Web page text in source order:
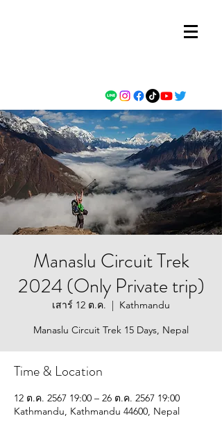
Manaslu Circuit Trek
2024 (Only Private trip)
เสาร์ 12 ต.ค.
  |
Kathmandu
Manaslu Circuit Trek 15 Days, Nepal
Time & Location
12 ต.ค. 2567 19:00 – 26 ต.ค. 2567 19:00
Kathmandu, Kathmandu 44600, Nepal